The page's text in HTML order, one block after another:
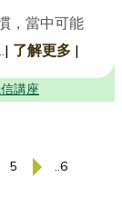
，當中可能
| 了解更多 |
講座
5 ..6